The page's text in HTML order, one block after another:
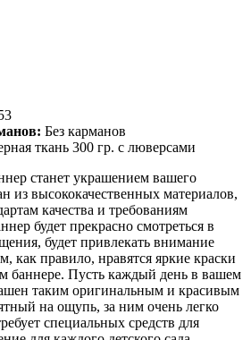
Без карманов
ткань 300 гр. с люверсами
станет украшением вашего
из высококачественных материалов,
качества и требованиям
будет прекрасно смотреться в
будет привлекать внимание
как правило, нравятся яркие краски
баннере. Пусть каждый день в вашем
таким оригинальным и красивым
на ощупь, за ним очень легко
специальных средств для